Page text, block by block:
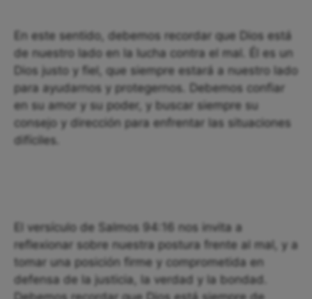
En este sentido, debemos recordar que Dios está
de nuestro lado en la lucha contra el mal. Él es un
Dios justo y fiel, que siempre estará a nuestro lado
para ayudarnos y protegernos. Debemos confiar
en su amor y su poder, y buscar siempre su
consejo y dirección para enfrentar las situaciones
difíciles.
El versículo de Salmos 94:16 nos invita a
reflexionar sobre nuestra postura frente al mal, y a
tomar una posición firme y comprometida en
defensa de la justicia, la verdad y la bondad.